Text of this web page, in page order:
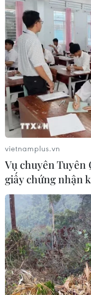
BBC khiếu nại
truyền những
14/12/2024 09:07
Thông báo từ tính
thông tin sai lệch
Mangione đã tự bắn
khi thực tế không phải
vietnamplus.vn
Vụ chuyên Tuyên
giấy chứng nhận